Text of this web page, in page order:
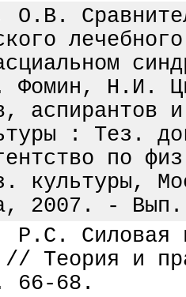
О.В.
Фомин, Н.И.
аспирантов
: Тез.
по
культуры,
2007. -
Р.С. Силовая
// Теория и
68.